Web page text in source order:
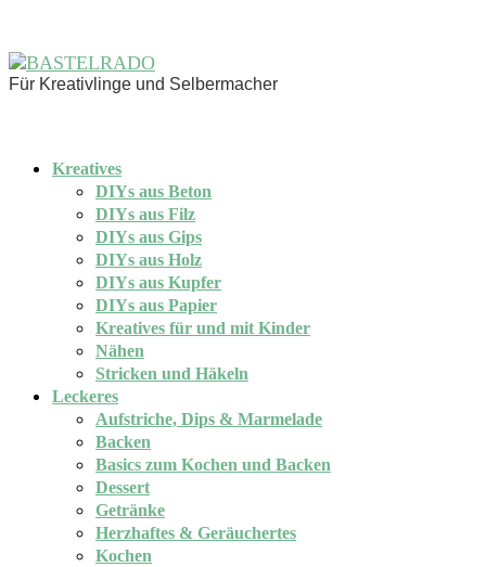
Für Kreativlinge und Selbermacher
Kreatives
DIYs aus Beton
DIYs aus Filz
DIYs aus Gips
DIYs aus Holz
DIYs aus Kupfer
DIYs aus Papier
Kreatives für und mit Kinder
Nähen
Stricken und Häkeln
Leckeres
Aufstriche, Dips & Marmelade
Backen
Basics zum Kochen und Backen
Dessert
Getränke
Herzhaftes & Geräuchertes
Kochen